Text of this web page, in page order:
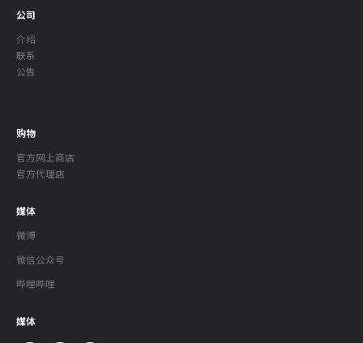
公司
介绍
联系
公告
购物
官方网上商店
官方代理店
媒体
微博
微信公众号
哔哩哔哩
媒体